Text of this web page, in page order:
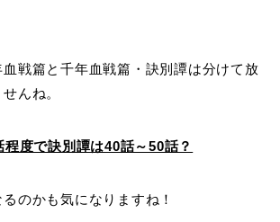
戦篇と千年血戦篇・訣別譚は分けて放
んね。
度で訣別譚は40話～50話？
のかも気になりますね！